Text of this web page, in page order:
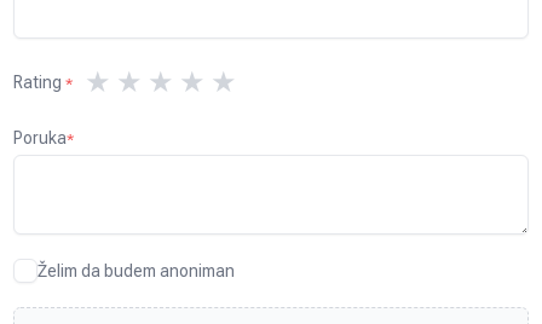
Rating * ★ ★ ★ ★ ★
Poruka*
Želim da budem anoniman